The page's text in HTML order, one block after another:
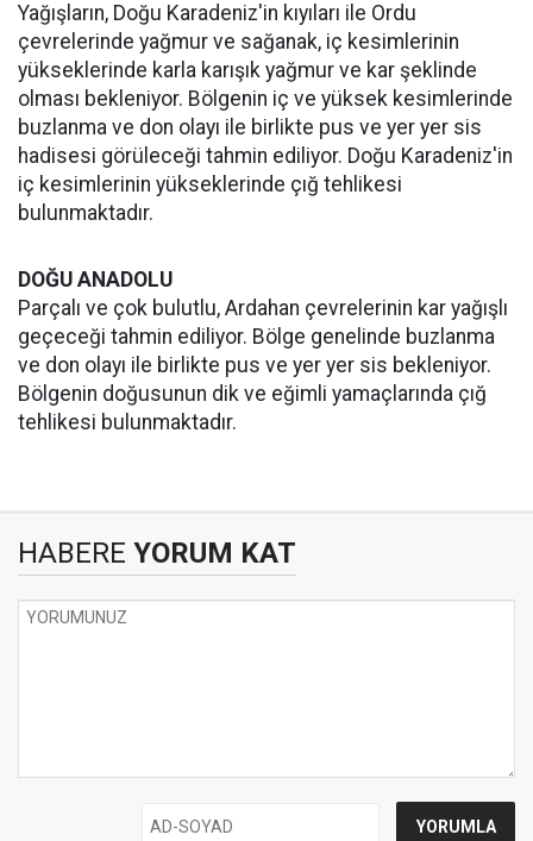
Yağışların, Doğu Karadeniz'in kıyıları ile Ordu
çevrelerinde yağmur ve sağanak, iç kesimlerinin
yükseklerinde karla karışık yağmur ve kar şeklinde
olması bekleniyor. Bölgenin iç ve yüksek kesimlerinde
buzlanma ve don olayı ile birlikte pus ve yer yer sis
hadisesi görüleceği tahmin ediliyor. Doğu Karadeniz'in
iç kesimlerinin yükseklerinde çığ tehlikesi
bulunmaktadır.
DOĞU ANADOLU
Parçalı ve çok bulutlu, Ardahan çevrelerinin kar yağışlı
geçeceği tahmin ediliyor. Bölge genelinde buzlanma
ve don olayı ile birlikte pus ve yer yer sis bekleniyor.
Bölgenin doğusunun dik ve eğimli yamaçlarında çığ
tehlikesi bulunmaktadır.
HABERE YORUM KAT